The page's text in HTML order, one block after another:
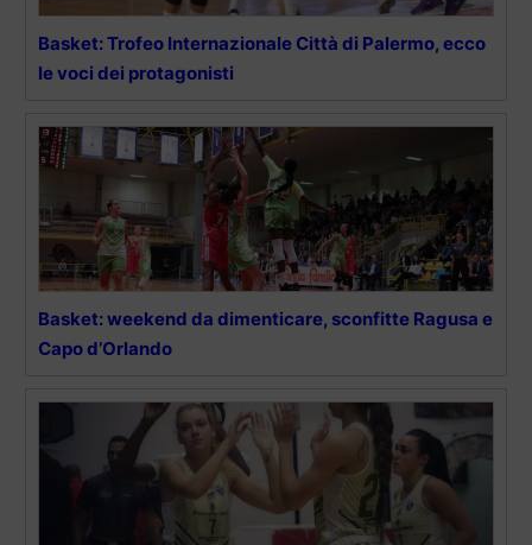
Basket: Trofeo Internazionale Città di Palermo, ecco
le voci dei protagonisti
Basket: weekend da dimenticare, sconfitte Ragusa e
Capo d’Orlando